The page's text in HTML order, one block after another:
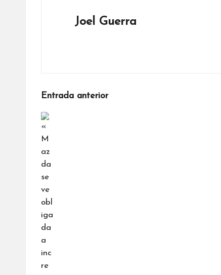
Joel Guerra
Navegación
de
entradas
Entrada anterior